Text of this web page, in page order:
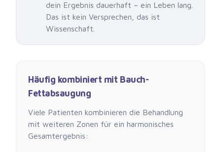
dein Ergebnis dauerhaft – ein Leben lang.
Das ist kein Versprechen, das ist
Wissenschaft.
Häufig kombiniert mit Bauch-
Fettabsaugung
Viele Patienten kombinieren die Behandlung
mit weiteren Zonen für ein harmonisches
Gesamtergebnis: